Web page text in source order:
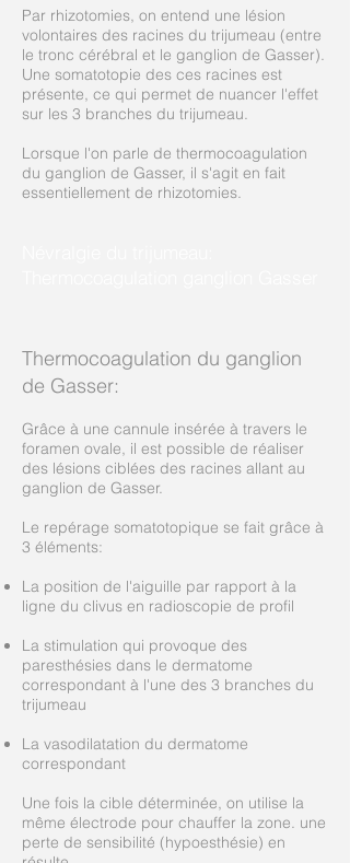
Par rhizotomies, on entend une lésion
volontaires des racines du trijumeau (entre
le tronc cérébral et le ganglion de Gasser).
Une somatotopie des ces racines est
présente, ce qui permet de nuancer l'effet
sur les 3 branches du trijumeau.
Lorsque l'on parle de thermocoagulation
du ganglion de Gasser, il s'agit en fait
essentiellement de rhizotomies.
Thermocoagulation du ganglion
de Gasser:
Grâce à une cannule insérée à travers le
foramen ovale, il est possible de réaliser
des lésions ciblées des racines allant au
ganglion de Gasser.
Le repérage somatotopique se fait grâce à
3 éléments:
La position de l'aiguille par rapport à la
ligne du clivus en radioscopie de profil
La stimulation qui provoque des
paresthésies dans le dermatome
correspondant à l'une des 3 branches du
trijumeau
La vasodilatation du dermatome
correspondant
Une fois la cible déterminée, on utilise la
même électrode pour chauffer la zone. une
perte de sensibilité (hypoesthésie) en